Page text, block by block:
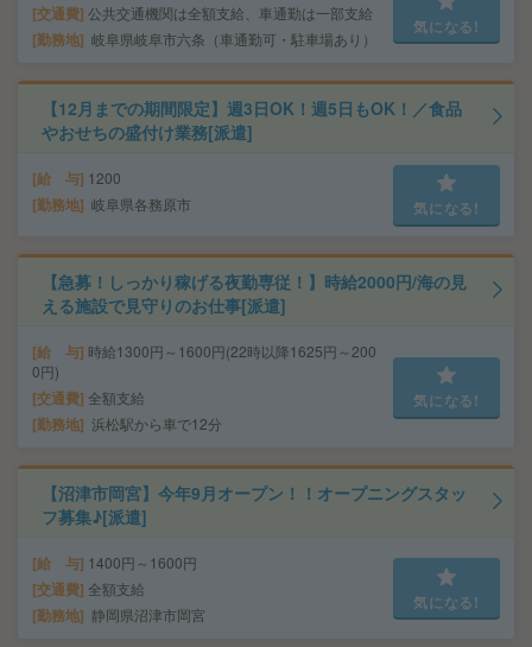
交通費 公共交通機関は全額支給、車通勤は一部支給
勤務地 岐阜県岐阜市六条（車通勤可・駐車場あり）
気になる!
【12月までの期間限定】週3日OK！週5日もOK！／食品
やおせちの盛付け業務[派遣]
給 与 1200
勤務地 岐阜県各務原市 気になる!
【急募！しっかり稼げる夜勤専従！】時給2000円/海の見
える施設で見守りのお仕事[派遣]
給 与 時給1300円～1600円(22時以降1625円～200
0円)
交通費 全額支給
勤務地 浜松駅から車で12分
気になる!
【沼津市岡宮】今年9月オープン！！オープニングスタッ
フ募集♪[派遣]
給 与 1400円～1600円
交通費 全額支給
勤務地 静岡県沼津市岡宮
気になる!